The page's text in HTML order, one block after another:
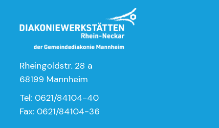
Rheingoldstr. 28 a
68199 Mannheim
Tel: 0621/84104-40
Fax: 0621/84104-36